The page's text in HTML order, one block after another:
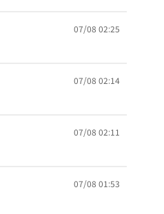
07/08 02:25
07/08 02:14
07/08 02:11
07/08 01:53